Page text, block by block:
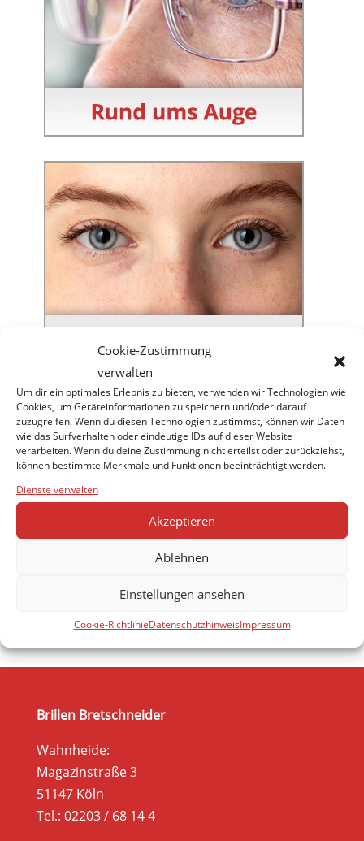
Cookie-Zustimmung
verwalten
Um dir ein optimales Erlebnis zu bieten, verwenden wir Technologien wie
Cookies, um Geräteinformationen zu speichern und/oder darauf
zuzugreifen. Wenn du diesen Technologien zustimmst, können wir Daten
wie das Surfverhalten oder eindeutige IDs auf dieser Website
verarbeiten. Wenn du deine Zustimmung nicht erteilst oder zurückziehst,
können bestimmte Merkmale und Funktionen beeinträchtigt werden.
Dienste verwalten
Akzeptieren
Ablehnen
Einstellungen ansehen
Cookie-RichtlinieDatenschutzhinweisImpressum
Brillen Bretschneider
Wahnheide:
Magazinstraße 3
51147 Köln
Tel.: 02203 / 68 14 4